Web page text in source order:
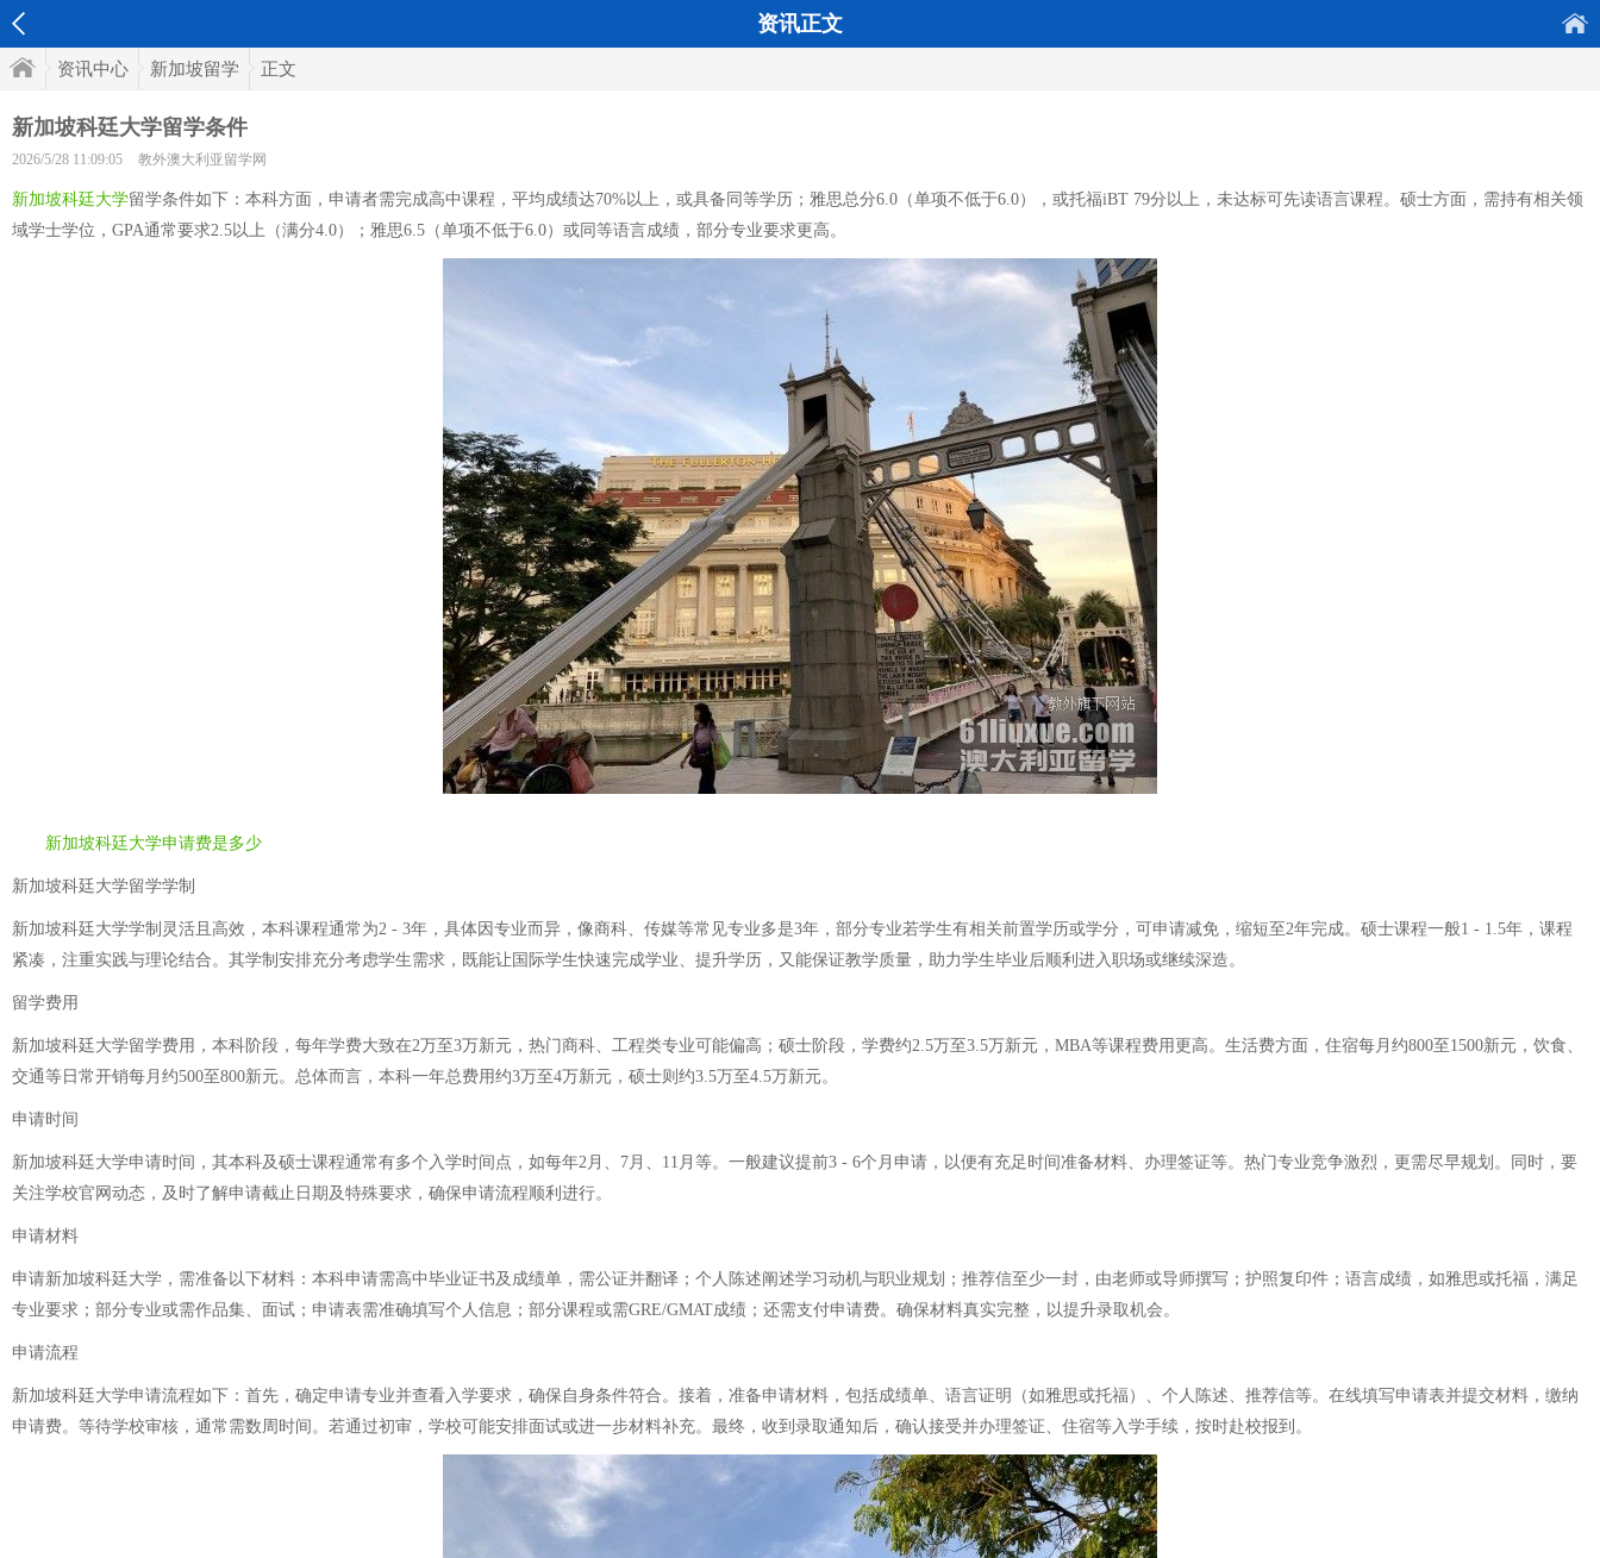
资讯正文
资讯中心 新加坡留学 正文
新加坡科廷大学留学条件
2026/5/28 11:09:05 教外澳大利亚留学网
新加坡科廷大学留学条件如下：本科方面，申请者需完成高中课程，平均成绩达70%以上，或具备同等学历；雅思总分6.0（单项不低于6.0），或托福iBT 79分以上，未达标可先读语言课程。硕士方面，需持有相关领
域学士学位，GPA通常要求2.5以上（满分4.0）；雅思6.5（单项不低于6.0）或同等语言成绩，部分专业要求更高。
新加坡科廷大学申请费是多少
新加坡科廷大学留学学制
新加坡科廷大学学制灵活且高效，本科课程通常为2 - 3年，具体因专业而异，像商科、传媒等常见专业多是3年，部分专业若学生有相关前置学历或学分，可申请减免，缩短至2年完成。硕士课程一般1 - 1.5年，课程
紧凑，注重实践与理论结合。其学制安排充分考虑学生需求，既能让国际学生快速完成学业、提升学历，又能保证教学质量，助力学生毕业后顺利进入职场或继续深造。
留学费用
新加坡科廷大学留学费用，本科阶段，每年学费大致在2万至3万新元，热门商科、工程类专业可能偏高；硕士阶段，学费约2.5万至3.5万新元，MBA等课程费用更高。生活费方面，住宿每月约800至1500新元，饮食、
交通等日常开销每月约500至800新元。总体而言，本科一年总费用约3万至4万新元，硕士则约3.5万至4.5万新元。
申请时间
新加坡科廷大学申请时间，其本科及硕士课程通常有多个入学时间点，如每年2月、7月、11月等。一般建议提前3 - 6个月申请，以便有充足时间准备材料、办理签证等。热门专业竞争激烈，更需尽早规划。同时，要
关注学校官网动态，及时了解申请截止日期及特殊要求，确保申请流程顺利进行。
申请材料
申请新加坡科廷大学，需准备以下材料：本科申请需高中毕业证书及成绩单，需公证并翻译；个人陈述阐述学习动机与职业规划；推荐信至少一封，由老师或导师撰写；护照复印件；语言成绩，如雅思或托福，满足
专业要求；部分专业或需作品集、面试；申请表需准确填写个人信息；部分课程或需GRE/GMAT成绩；还需支付申请费。确保材料真实完整，以提升录取机会。
申请流程
新加坡科廷大学申请流程如下：首先，确定申请专业并查看入学要求，确保自身条件符合。接着，准备申请材料，包括成绩单、语言证明（如雅思或托福）、个人陈述、推荐信等。在线填写申请表并提交材料，缴纳
申请费。等待学校审核，通常需数周时间。若通过初审，学校可能安排面试或进一步材料补充。最终，收到录取通知后，确认接受并办理签证、住宿等入学手续，按时赴校报到。